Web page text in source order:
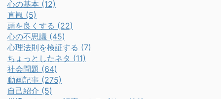
心の基本 (12)
直観 (5)
頭を良くする (22)
心の不思議 (45)
心理法則を検証する (7)
ちょっとしたネタ (11)
社会問題 (64)
動画記事 (275)
自己紹介 (5)